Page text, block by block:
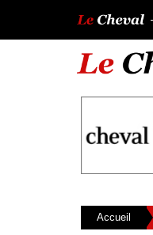
Accueil